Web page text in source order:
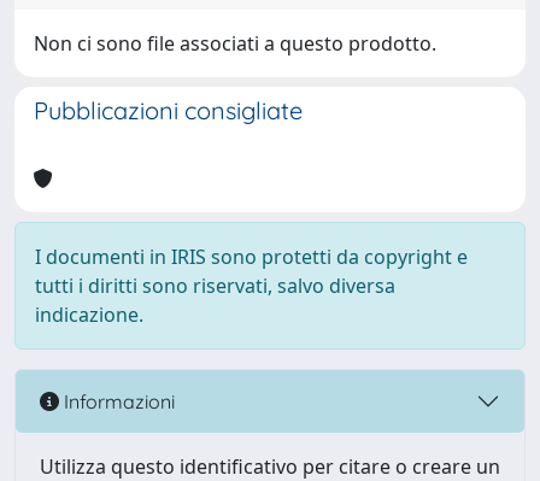
Non ci sono file associati a questo prodotto.
Pubblicazioni consigliate
I documenti in IRIS sono protetti da copyright e
tutti i diritti sono riservati, salvo diversa
indicazione.
Informazioni
Utilizza questo identificativo per citare o creare un